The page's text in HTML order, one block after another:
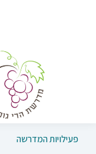
פעילויות המדרשה